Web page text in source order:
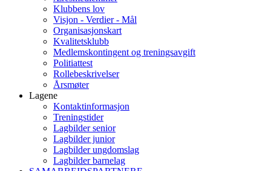
Klubbens lov
Visjon - Verdier - Mål
Organisasjonskart
Kvalitetsklubb
Medlemskontingent og treningsavgift
Politiattest
Rollebeskrivelser
Årsmøter
Lagene
Kontaktinformasjon
Treningstider
Lagbilder senior
Lagbilder junior
Lagbilder ungdomslag
Lagbilder barnelag